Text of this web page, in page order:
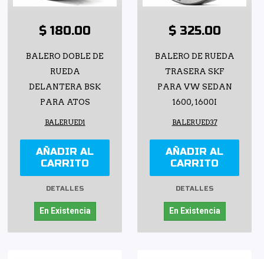
$ 180.00
BALERO DOBLE DE
RUEDA
DELANTERA BSK
PARA ATOS
BALERUED1
AÑADIR AL
CARRITO
DETALLES
En Existencia
$ 325.00
BALERO DE RUEDA
TRASERA SKF
PARA VW SEDAN
1600, 1600I
BALERUED37
AÑADIR AL
CARRITO
DETALLES
En Existencia